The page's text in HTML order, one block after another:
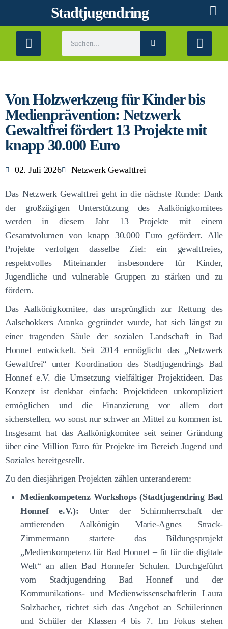
Stadtjugendring
Von Holzwerkzeug für Kinder bis
Medienprävention: Netzwerk
Gewaltfrei fördert 13 Projekte mit
knapp 30.000 Euro
02. Juli 2026 Netzwerk Gewaltfrei
Das Netzwerk Gewaltfrei geht in die nächste Runde: Dank
der großzügigen Unterstützung des Aalkönigkomitees
werden in diesem Jahr 13 Projekte mit einem
Gesamtvolumen von knapp 30.000 Euro gefördert. Alle
Projekte verfolgen dasselbe Ziel: ein gewaltfreies,
respektvolles Miteinander insbesondere für Kinder,
Jugendliche und vulnerable Gruppen zu stärken und zu
fördern.
Das Aalkönigkomitee, das ursprünglich zur Rettung des
Aalschokkers Aranka gegründet wurde, hat sich längst zu
einer tragenden Säule der sozialen Landschaft in Bad
Honnef entwickelt. Seit 2014 ermöglicht das „Netzwerk
Gewaltfrei“ unter Koordination des Stadtjugendrings Bad
Honnef e.V. die Umsetzung vielfältiger Projektideen. Das
Konzept ist denkbar einfach: Projektideen unkompliziert
ermöglichen und die Finanzierung vor allem dort
sicherstellen, wo sonst nur schwer an Mittel zu kommen ist.
Insgesamt hat das Aalkönigkomitee seit seiner Gründung
über eine Million Euro für Projekte im Bereich Jugend und
Soziales bereitgestellt.
Zu den diesjährigen Projekten zählen unteranderem:
Medienkompetenz Workshops (Stadtjugendring Bad
Honnef e.V.): Unter der Schirmherrschaft der
amtierenden Aalkönigin Marie-Agnes Strack-
Zimmermann startete das Bildungsprojekt
„Medienkompetenz für Bad Honnef – fit für die digitale
Welt“ an allen Bad Honnefer Schulen. Durchgeführt
vom Stadtjugendring Bad Honnef und der
Kommunikations- und Medienwissenschaftlerin Laura
Solzbacher, richtet sich das Angebot an Schülerinnen
und Schüler der Klassen 4 bis 7. Im Fokus stehen